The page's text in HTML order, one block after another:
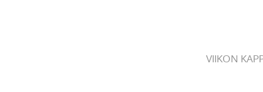
VIIKON